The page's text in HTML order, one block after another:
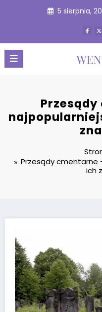
5 sierpnia,
Przesądy cmentarne
ich